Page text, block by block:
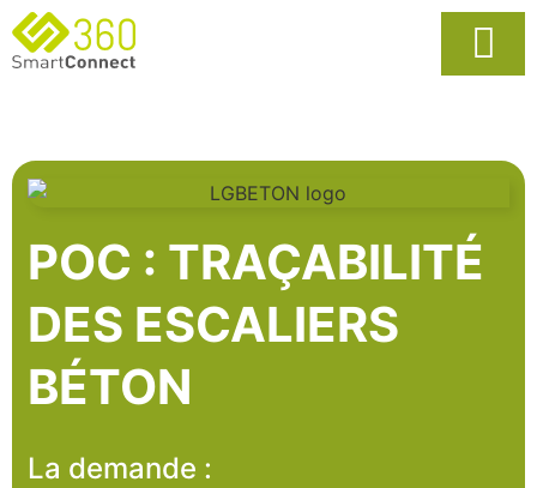
POC : TRAÇABILITÉ
DES ESCALIERS
BÉTON
La demande :